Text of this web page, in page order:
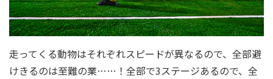
走ってくる動物はそれぞれスピードが異なるので、全部避
けきるのは至難の業……！全部で3ステージあるので、全